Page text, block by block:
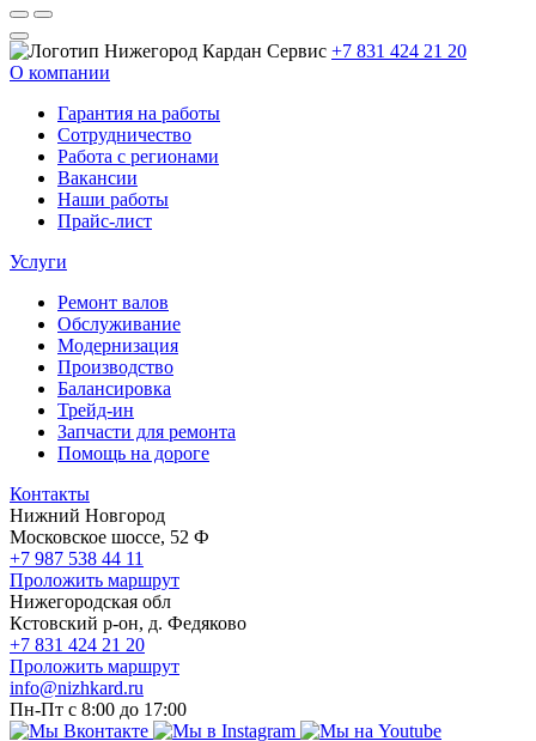
+7 831 424 21 20
О компании
Гарантия на работы
Сотрудничество
Работа с регионами
Вакансии
Наши работы
Прайс-лист
Услуги
Ремонт валов
Обслуживание
Модернизация
Производство
Балансировка
Трейд-ин
Запчасти для ремонта
Помощь на дороге
Контакты
Нижний Новгород
Московское шоссе, 52 Ф
+7 987 538 44 11
Проложить маршрут
Нижегородская обл
Кстовский р-он, д. Федяково
+7 831 424 21 20
Проложить маршрут
info@nizhkard.ru
Пн-Пт с 8:00 до 17:00